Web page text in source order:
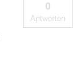
0
Antworten